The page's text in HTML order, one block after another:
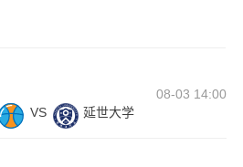
08-03 14:00
VS 延世大学